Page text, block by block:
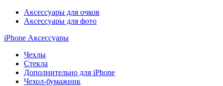
Аксессуары для очков
Аксессуары для фото
iPhone Аксессуары
Чехлы
Стекла
Дополнительно для iPhone
Чехол-бумажник